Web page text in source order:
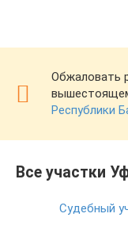
Обжаловать
Республики
Все участки
Судебный